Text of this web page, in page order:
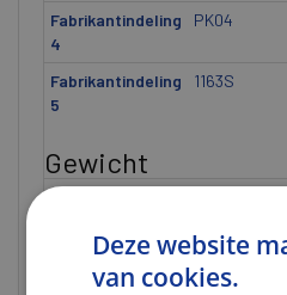
Fabrikantindeling
4
PK04
Fabrikantindeling
5
1163S
Gewicht
Brutogewicht
3,65
Deze website
van cookies.